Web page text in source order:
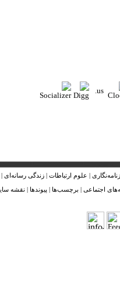
علوم ارتباطات |زندگی رسانه‌ای
اجتماعی برچسب‌ها پیوندها نقشه